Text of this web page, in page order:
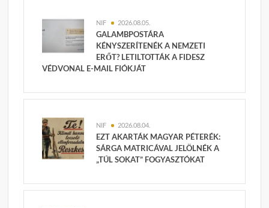
NIF 2026.08.05.
GALAMBPOSTÁRA
KÉNYSZERÍTENÉK A NEMZETI
ERŐT? LETILTOTTÁK A FIDESZ
VÉDVONAL E-MAIL FIÓKJÁT
NIF 2026.08.04.
EZT AKARTÁK MAGYAR PÉTERÉK:
SÁRGA MATRICÁVAL JELÖLNÉK A
„TÚL SOKAT” FOGYASZTÓKAT